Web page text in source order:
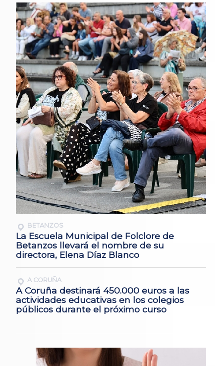
BETANZOS
La Escuela Municipal de Folclore de
Betanzos llevará el nombre de su
directora, Elena Díaz Blanco
A CORUÑA
A Coruña destinará 450.000 euros a las
actividades educativas en los colegios
públicos durante el próximo curso